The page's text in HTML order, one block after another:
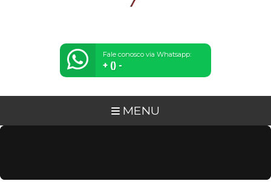
Fale conosco via Whatsapp:
+ () -
MENU